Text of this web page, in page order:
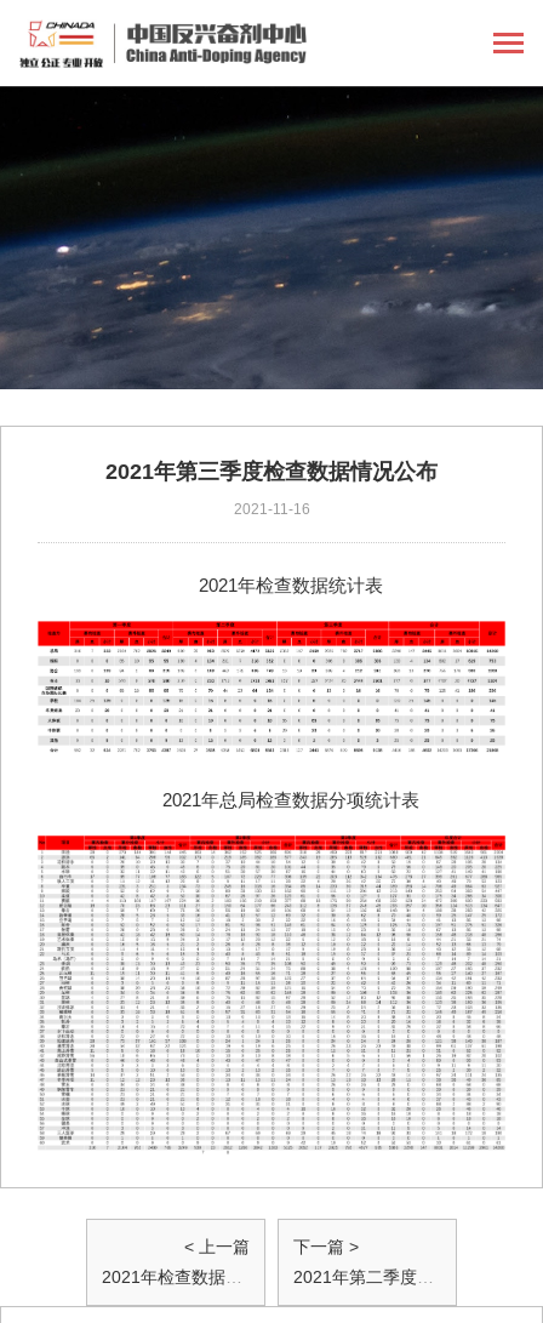
2021年第三季度检查数据情况公布
2021-11-16
2021年检查数据统计表
2021年总局检查数据分项统计表
< 上一篇
下一篇 >